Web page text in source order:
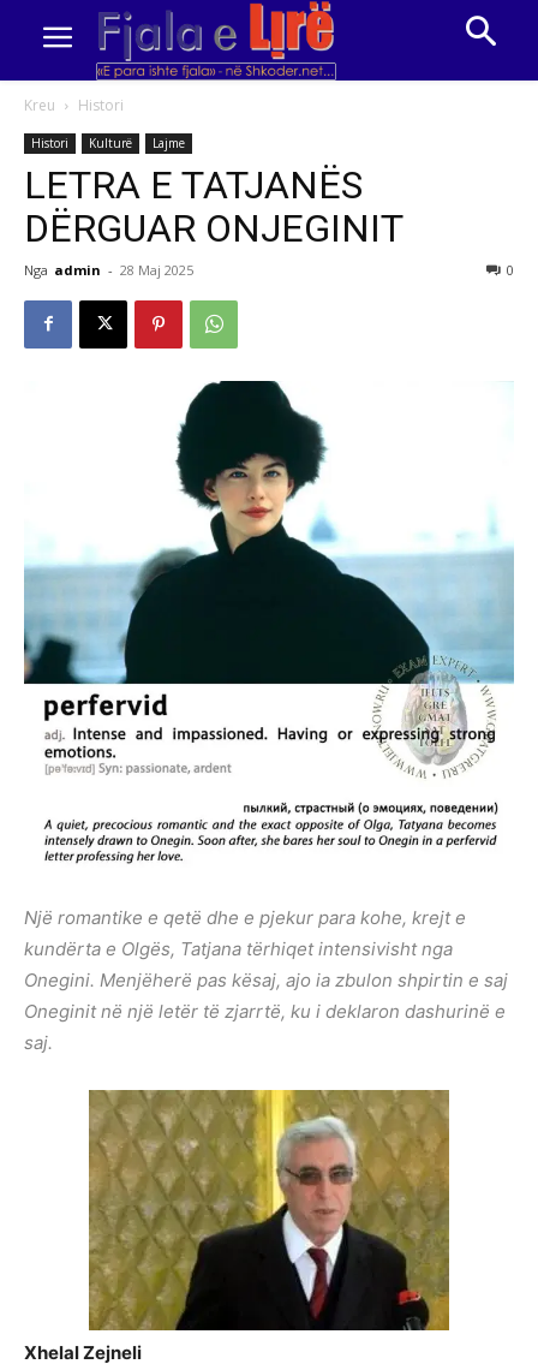
Kreu Histori
Histori Kulturë Lajme
LETRA E TATJANËS
DËRGUAR ONJEGINIT
Nga admin - 28 Maj 2025 0
Një romantike e qetë dhe e pjekur para kohe, krejt e
kundërta e Olgës, Tatjana tërhiqet intensivisht nga
Onegini. Menjëherë pas kësaj, ajo ia zbulon shpirtin e saj
Oneginit në një letër të zjarrtë, ku i deklaron dashurinë e
saj.
Xhelal Zejneli